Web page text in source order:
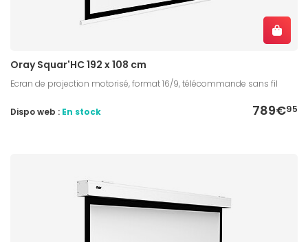
Oray Squar'HC 192 x 108 cm
Ecran de projection motorisé, format 16/9, télécommande sans fil
789€95
Dispo web : En stock